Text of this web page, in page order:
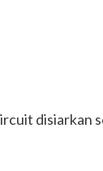
disiarkan